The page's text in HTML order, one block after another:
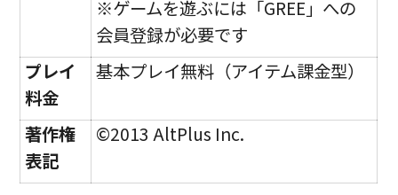
※ゲームを遊ぶには「GREE」への
会員登録が必要です
プレイ
料金
基本プレイ無料（アイテム課金型）
著作権
表記
©2013 AltPlus Inc.